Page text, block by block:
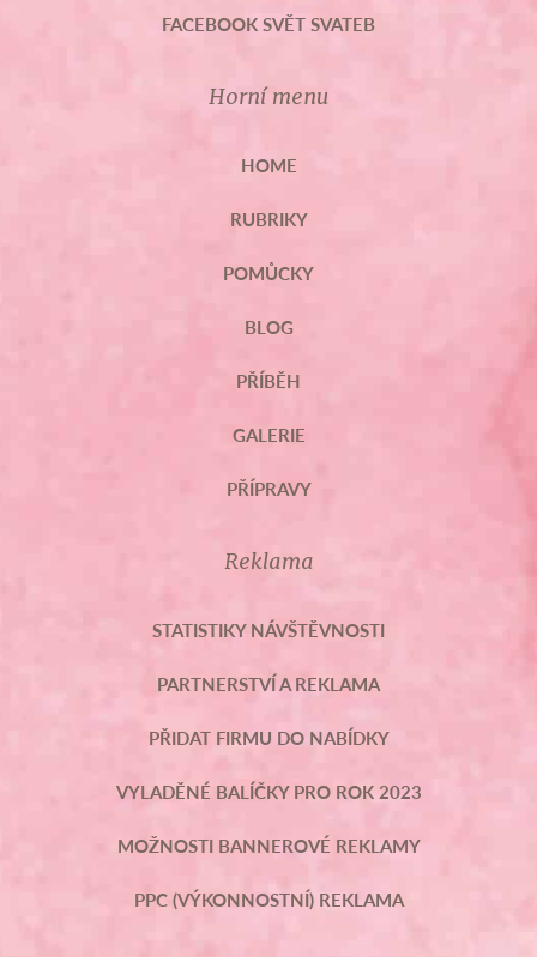
FACEBOOK SVĚT SVATEB
Horní menu
HOME
RUBRIKY
POMŮCKY
BLOG
PŘÍBĚH
GALERIE
PŘÍPRAVY
Reklama
STATISTIKY NÁVŠTĚVNOSTI
PARTNERSTVÍ A REKLAMA
PŘIDAT FIRMU DO NABÍDKY
VYLADĚNÉ BALÍČKY PRO ROK 2023
MOŽNOSTI BANNEROVÉ REKLAMY
PPC (VÝKONNOSTNÍ) REKLAMA